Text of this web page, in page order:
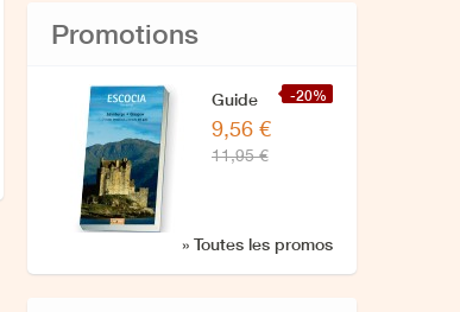
Promotions
-20%
Guide
de
IÉcosse
9,56 €
11,95 €
» Toutes les promos